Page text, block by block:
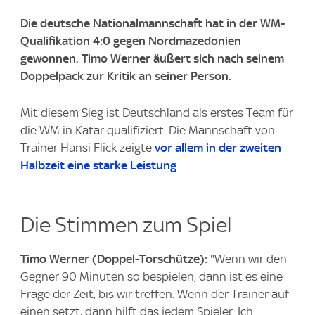
Die deutsche Nationalmannschaft hat in der WM-
Qualifikation 4:0 gegen Nordmazedonien
gewonnen. Timo Werner äußert sich nach seinem
Doppelpack zur Kritik an seiner Person.
Mit diesem Sieg ist Deutschland als erstes Team für
die WM in Katar qualifiziert. Die Mannschaft von
Trainer Hansi Flick zeigte vor allem in der zweiten
Halbzeit eine starke Leistung.
Die Stimmen zum Spiel
Timo Werner (Doppel-Torschütze): "Wenn wir den
Gegner 90 Minuten so bespielen, dann ist es eine
Frage der Zeit, bis wir treffen. Wenn der Trainer auf
einen setzt, dann hilft das jedem Spieler. Ich